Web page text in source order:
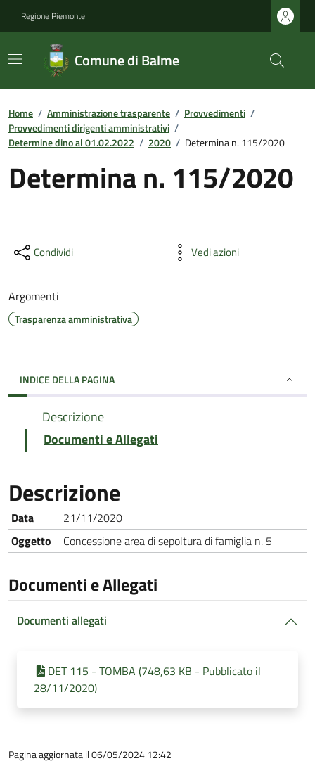
Regione Piemonte
Comune di Balme
Home / Amministrazione trasparente / Provvedimenti /
Provvedimenti dirigenti amministrativi /
Determine dino al 01.02.2022 / 2020 / Determina n. 115/2020
Determina n. 115/2020
Condividi Vedi azioni
Argomenti
Trasparenza amministrativa
INDICE DELLA PAGINA
Descrizione
Documenti e Allegati
Descrizione
Data
21/11/2020
Oggetto
Concessione area di sepoltura di famiglia n. 5
Documenti e Allegati
Documenti allegati
DET 115 - TOMBA (748,63 KB - Pubblicato il
28/11/2020)
Pagina aggiornata il 06/05/2024 12:42